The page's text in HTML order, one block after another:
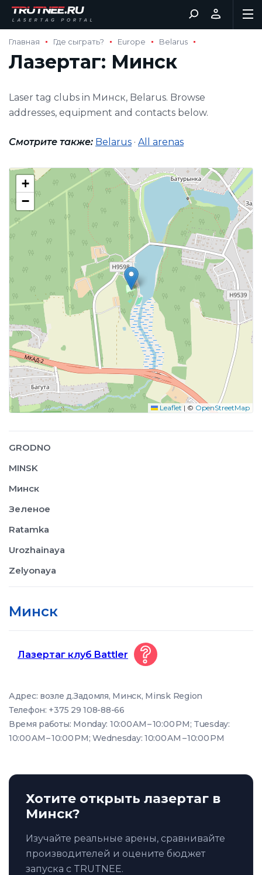
Главная Где сыграть? Europe Belarus
Лазертаг: Минск
Laser tag clubs in Минск, Belarus. Browse
addresses, equipment and contacts below.
Смотрите также: Belarus · All arenas
+
−
Leaflet | © OpenStreetMap
GRODNO
MINSK
Минск
Зеленое
Ratamka
Urozhainaya
Zelyonaya
Минск
Лазертаг клуб Battler
Адрес: возле д.Задомля, Минск, Minsk Region
Телефон: +375 29 108-88-66
Время работы: Monday: 10:00 AM – 10:00 PM; Tuesday:
10:00 AM – 10:00 PM; Wednesday: 10:00 AM – 10:00 PM
Хотите открыть лазертаг в
Минск?
Изучайте реальные арены, сравнивайте
производителей и оцените бюджет
запуска с TRUTNEE.